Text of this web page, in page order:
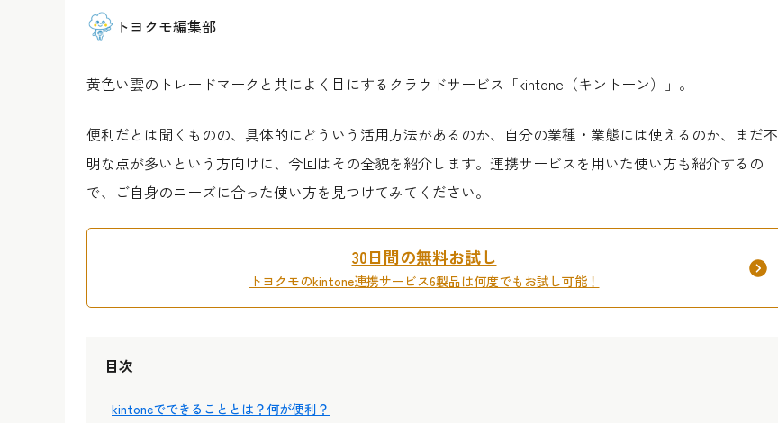
トヨクモ編集部
黄色い雲のトレードマークと共によく目にするクラウドサービス「kintone（キントーン）」。
便利だとは聞くものの、具体的にどういう活用方法があるのか、自分の業種・業態には使えるのか、まだ不
明な点が多いという方向けに、今回はその全貌を紹介します。連携サービスを用いた使い方も紹介するの
で、ご自身のニーズに合った使い方を見つけてみてください。
30日間の無料お試し
トヨクモのkintone連携サービス6製品は何度でもお試し可能！
目次
kintoneでできることとは？何が便利？